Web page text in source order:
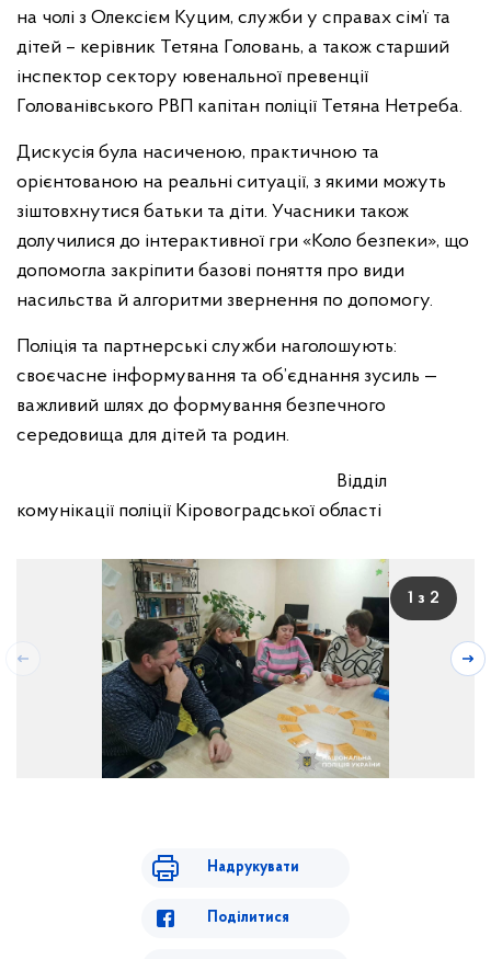
на чолі з Олексієм Куцим, служби у справах сім’ї та
дітей – керівник Тетяна Головань, а також старший
інспектор сектору ювенальної превенції
Голованівського РВП капітан поліції Тетяна Нетреба.
Дискусія була насиченою, практичною та
орієнтованою на реальні ситуації, з якими можуть
зіштовхнутися батьки та діти. Учасники також
долучилися до інтерактивної гри «Коло безпеки», що
допомогла закріпити базові поняття про види
насильства й алгоритми звернення по допомогу.
Поліція та партнерські служби наголошують:
своєчасне інформування та об’єднання зусиль —
важливий шлях до формування безпечного
середовища для дітей та родин.
Відділ
комунікації поліції Кіровоградської області
1 з 2
Надрукувати
Поділитися